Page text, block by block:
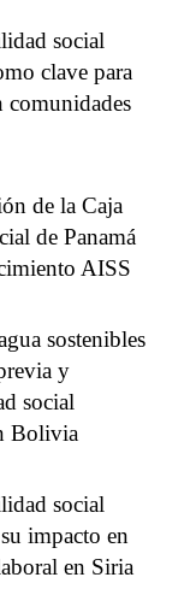
social
clave para
comunidades
de la Caja
de Panamá
AISS
sostenibles
y
social
Bolivia
social
impacto en
en Siria